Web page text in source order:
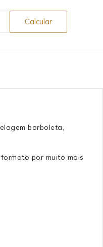
Calcular
borboleta,
por muito mais